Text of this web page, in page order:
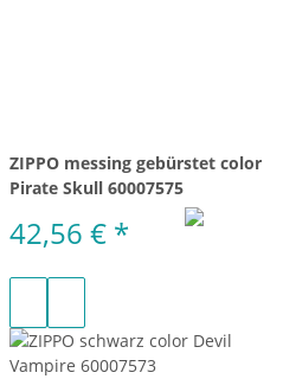
ZIPPO messing gebürstet color
Pirate Skull 60007575
42,56 € *